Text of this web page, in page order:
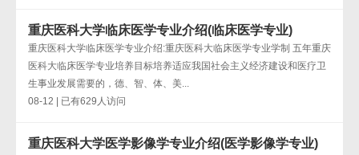
重庆医科大学临床医学专业介绍(临床医学专业)
重庆医科大学临床医学专业介绍:重庆医科大临床医学专业学制 五年重庆
医科大临床医学专业培养目标培养适应我国社会主义经济建设和医疗卫
生事业发展需要的，德、智、体、美...
08-12 | 已有629人访问
重庆医科大学医学影像学专业介绍(医学影像学专业)